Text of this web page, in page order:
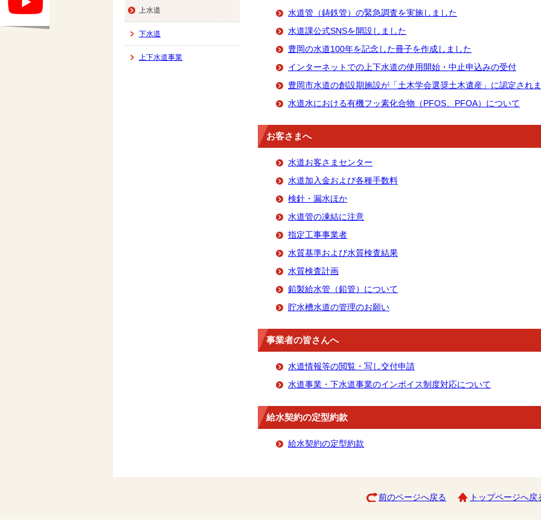
水道管（鋳鉄管）の緊急調査を実施しました
水道課公式SNSを開設しました
豊岡の水道100年を記念した冊子を作成しました
インターネットでの上下水道の使用開始・中止申込みの受付
豊岡市水道の創設期施設が「土木学会選奨土木遺産」に認定され
水道水における有機フッ素化合物（PFOS、PFOA）について
お客さまへ
水道お客さまセンター
水道加入金および各種手数料
検針・漏水ほか
水道管の凍結に注意
指定工事事業者
水質基準および水質検査結果
水質検査計画
鉛製給水管（鉛管）について
貯水槽水道の管理のお願い
事業者の皆さんへ
水道情報等の閲覧・写し交付申請
水道事業・下水道事業のインボイス制度対応について
給水契約の定型約款
給水契約の定型約款
上水道
下水道
上下水道事業
前のページへ戻る トップページへ戻